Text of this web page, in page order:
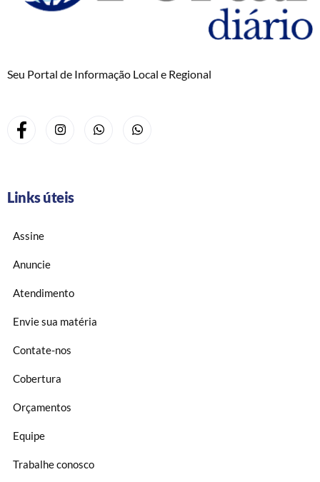
Seu Portal de Informação Local e Regional
Links úteis
Assine
Anuncie
Atendimento
Envie sua matéria
Contate-nos
Cobertura
Orçamentos
Equipe
Trabalhe conosco